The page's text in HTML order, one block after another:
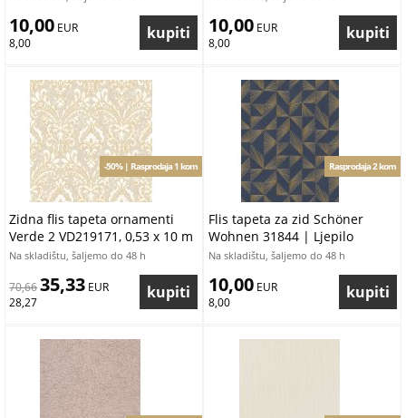
10,00 EUR
8,00
10,00 EUR
8,00
Zidna flis tapeta ornamenti
Verde 2 VD219171, 0,53 x 10 m
| Ljepilo besplatno
-50% | Rasprodaja 1 kom
Na skladištu, šaljemo do 48 h
70,6635,33 EUR
28,27
Flis tapeta za zid Schöner
Wohnen 31844 | Ljepilo
besplatno
Rasprodaja 2 kom
Na skladištu, šaljemo do 48 h
10,00 EUR
8,00